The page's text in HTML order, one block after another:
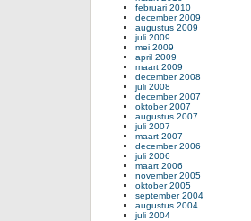
februari 2010
december 2009
augustus 2009
juli 2009
mei 2009
april 2009
maart 2009
december 2008
juli 2008
december 2007
oktober 2007
augustus 2007
juli 2007
maart 2007
december 2006
juli 2006
maart 2006
november 2005
oktober 2005
september 2004
augustus 2004
juli 2004